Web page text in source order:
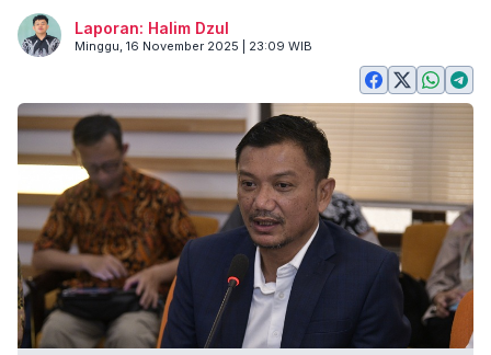
Laporan: Halim Dzul
Minggu, 16 November 2025 | 23:09 WIB